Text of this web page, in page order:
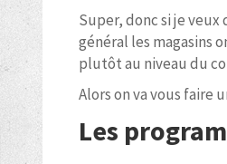
Super, donc si je veux
général les magasins
plutôt au niveau du
Alors on va vous faire
Les